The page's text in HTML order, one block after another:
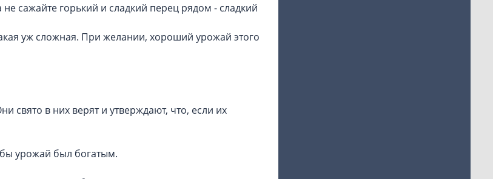
сажайте горький и сладкий перец рядом - сладкий
уж сложная. При желании, хороший урожай этого
свято в них верят и утверждают, что, если их
урожай был богатым.